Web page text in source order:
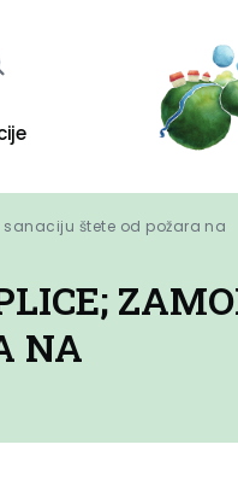
sanaciju štete od požara na
NA